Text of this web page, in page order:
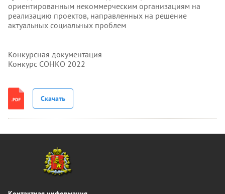
ориентированным некоммерческим организациям на
реализацию проектов, направленных на решение
актуальных социальных проблем
Конкурсная документация
Конкурс СОНКО 2022
Скачать